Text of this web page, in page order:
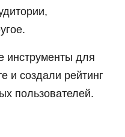
инструменты для
и создали рейтинг
пользователей.